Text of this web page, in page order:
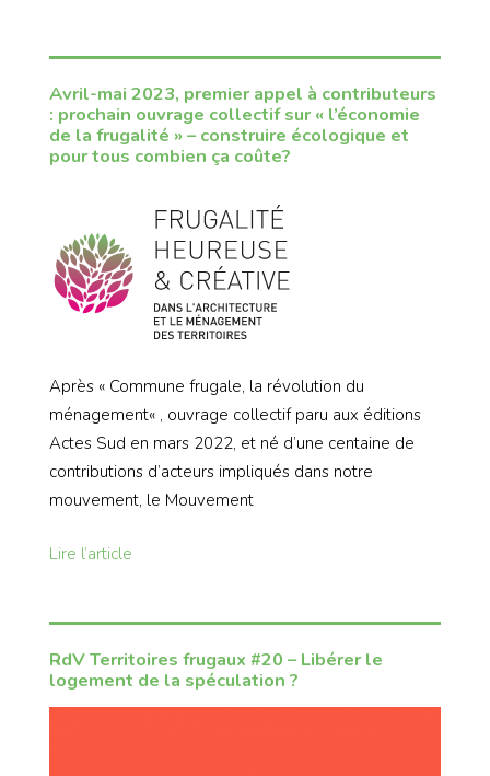
Avril-mai 2023, premier appel à contributeurs
: prochain ouvrage collectif sur « l’économie
de la frugalité » – construire écologique et
pour tous combien ça coûte?
Après « Commune frugale, la révolution du
ménagement« , ouvrage collectif paru aux éditions
Actes Sud en mars 2022, et né d’une centaine de
contributions d’acteurs impliqués dans notre
mouvement, le Mouvement
Lire l’article
RdV Territoires frugaux #20 – Libérer le
logement de la spéculation ?